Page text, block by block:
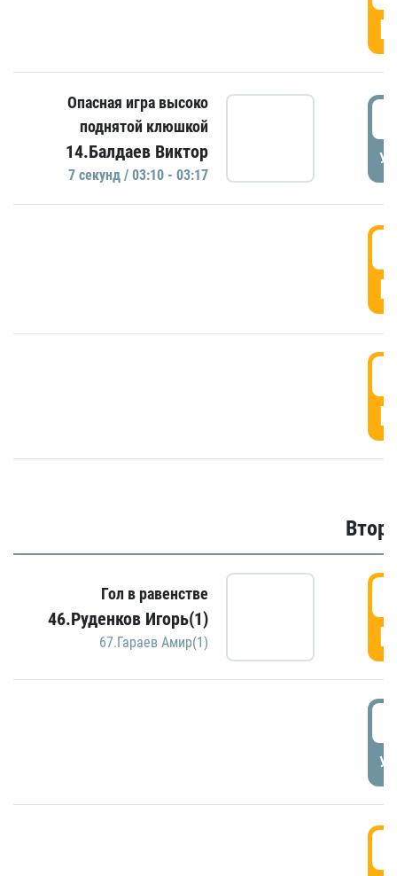
Опасная игра высоко
поднятой клюшкой
14.Балдаев Виктор
7 секунд / 03:10 - 03:17
Гол в равенстве
46.Руденков Игорь(1)
67.Гараев Амир(1)